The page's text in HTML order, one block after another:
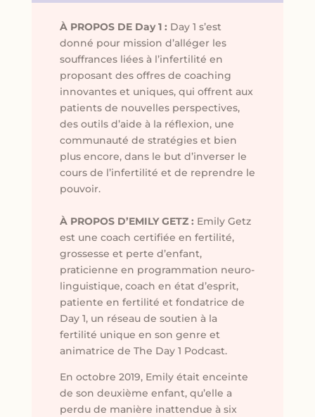
À PROPOS DE Day 1 : Day 1 s’est
donné pour mission d’alléger les
souffrances liées à l’infertilité en
proposant des offres de coaching
innovantes et uniques, qui offrent aux
patients de nouvelles perspectives,
des outils d’aide à la réflexion, une
communauté de stratégies et bien
plus encore, dans le but d’inverser le
cours de l’infertilité et de reprendre le
pouvoir.
À PROPOS D’EMILY GETZ : Emily Getz
est une coach certifiée en fertilité,
grossesse et perte d’enfant,
praticienne en programmation neuro-
linguistique, coach en état d’esprit,
patiente en fertilité et fondatrice de
Day 1, un réseau de soutien à la
fertilité unique en son genre et
animatrice de The Day 1 Podcast.
En octobre 2019, Emily était enceinte
de son deuxième enfant, qu’elle a
perdu de manière inattendue à six